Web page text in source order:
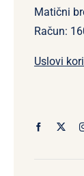
Matični
Račun:
Uslovi